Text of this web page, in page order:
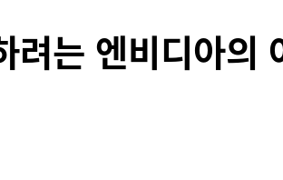
려는 엔비디아의